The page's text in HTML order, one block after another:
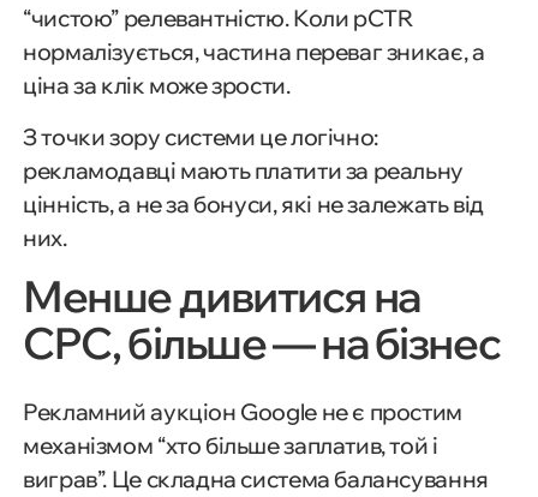
“чистою” релевантністю. Коли pCTR
нормалізується, частина переваг зникає, а
ціна за клік може зрости.
З точки зору системи це логічно:
рекламодавці мають платити за реальну
цінність, а не за бонуси, які не залежать від
них.
Менше дивитися на
CPC, більше — на бізнес
Рекламний аукціон Google не є простим
механізмом “хто більше заплатив, той і
виграв”. Це складна система балансування